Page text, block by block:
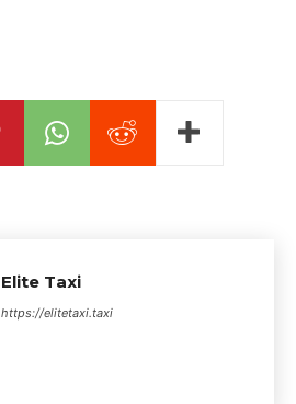
Elite Taxi
https://elitetaxi.taxi